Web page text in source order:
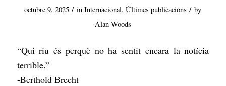
octubre 9, 2025 / inInternacional,Últimes publicacions / by
Alan Woods
“Qui riu és perquè no ha sentit encara la notícia
terrible.”
-Berthold Brecht